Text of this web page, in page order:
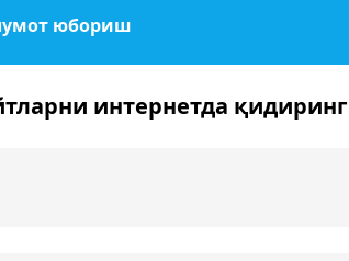
юбориш
интернетда қидиринг